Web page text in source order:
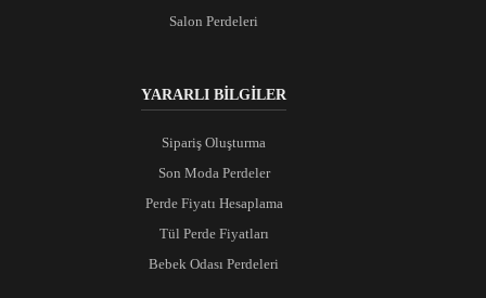
Salon Perdeleri
YARARLI BİLGİLER
Sipariş Oluşturma
Son Moda Perdeler
Perde Fiyatı Hesaplama
Tül Perde Fiyatları
Bebek Odası Perdeleri